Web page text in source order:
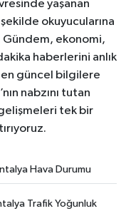
yaşanan
okuyucularına
ekonomi,
haberlerini anlık
güncel bilgilere
nabzını tutan
tek bir
Hava Durumu
Trafik Yoğunluk